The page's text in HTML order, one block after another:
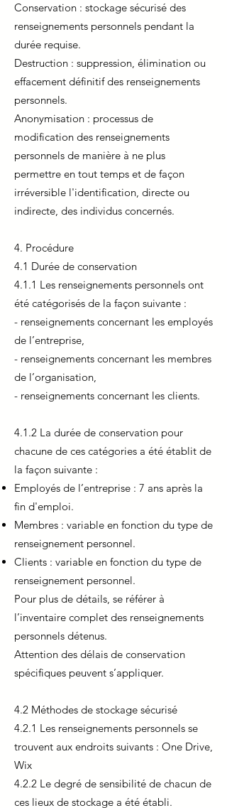
Conservation : stockage sécurisé des
renseignements personnels pendant la
durée requise.
Destruction : suppression, élimination ou
effacement définitif des renseignements
personnels.
Anonymisation : processus de
modification des renseignements
personnels de manière à ne plus
permettre en tout temps et de façon
irréversible l'identification, directe ou
indirecte, des individus concernés.
4. Procédure
4.1 Durée de conservation
4.1.1 Les renseignements personnels ont
été catégorisés de la façon suivante :
- renseignements concernant les employés
de l’entreprise,
- renseignements concernant les membres
de l’organisation,
- renseignements concernant les clients.
4.1.2 La durée de conservation pour
chacune de ces catégories a été établit de
la façon suivante :
Employés de l’entreprise : 7 ans après la
fin d'emploi.
Membres : variable en fonction du type de
renseignement personnel.
Clients : variable en fonction du type de
renseignement personnel.
Pour plus de détails, se référer à
l’inventaire complet des renseignements
personnels détenus.
Attention des délais de conservation
spécifiques peuvent s’appliquer.
4.2 Méthodes de stockage sécurisé
4.2.1 Les renseignements personnels se
trouvent aux endroits suivants : One Drive,
Wix
4.2.2 Le degré de sensibilité de chacun de
ces lieux de stockage a été établi.